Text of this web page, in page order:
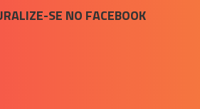
SE NO FACEBOOK